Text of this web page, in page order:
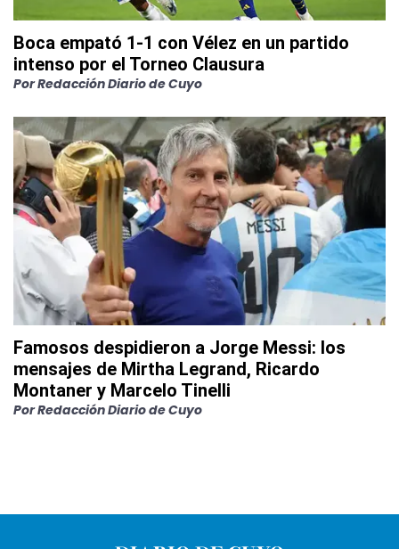
Boca empató 1-1 con Vélez en un partido
intenso por el Torneo Clausura
PorRedacción Diario de Cuyo
Famosos despidieron a Jorge Messi: los
mensajes de Mirtha Legrand, Ricardo
Montaner y Marcelo Tinelli
PorRedacción Diario de Cuyo